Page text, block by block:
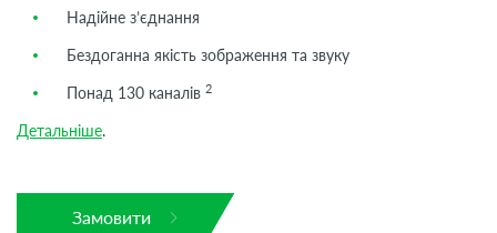
Надійне з’єднання
Бездоганна якість зображення та звуку
Понад 130 каналів 2
Детальніше.
Замовити